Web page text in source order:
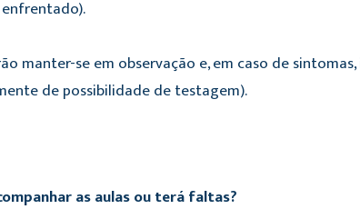
manter-se em observação e, em caso de
de possibilidade de testagem).
as aulas ou terá faltas?